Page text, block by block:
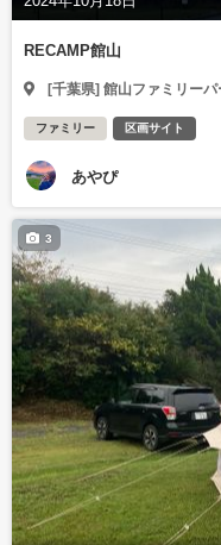
RECAMP館山
[千葉県] 館山ファミリー
ファミリー 区画サイト
あやぴ
3